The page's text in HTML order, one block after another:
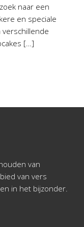
naar een
en speciale
verschillende
[…]
van
van vers
in het bijzonder.